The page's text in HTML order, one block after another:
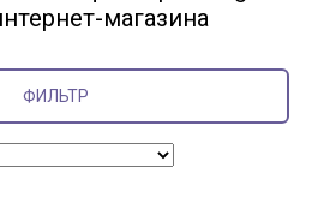
Tesla
все марки
магазина
ФИЛЬТР